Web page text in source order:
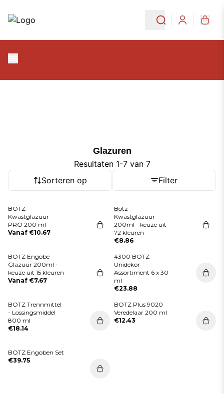
Login
Glazuren
Glazuren
Resultaten 1-7 van 7
Sorteren op
Filter
BOTZ
Kwastglazuur
PRO 200 ml
Vanaf €10.67
Botz
Kwastglazuur
200ml - keuze uit
72 kleuren
€8.86
BOTZ Engobe
Glazuur 200ml -
keuze uit 15 kleuren
Vanaf €7.67
4300 BOTZ
Unidekor
Assortiment 6 x 30
ml
€23.88
BOTZ Trennmittel
- Lossingsmiddel
800 ml
€18.14
BOTZ Plus 9020
Veredelaar 200 ml
€12.43
BOTZ Engoben Set
€39.75